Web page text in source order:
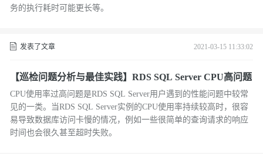
务的执行耗时可能更长等。
发表了文章 2021-03-15 11:33:02
【巡检问题分析与最佳实践】RDS SQL Server CPU高问题
CPU使用率过高问题是RDS SQL Server用户遇到的性能问题中较常
见的一类。当RDS SQL Server实例的CPU使用率持续较高时，很容
易导致数据库访问卡慢的情况，例如一些很简单的查询请求的响应
时间也会很久甚至超时失败。